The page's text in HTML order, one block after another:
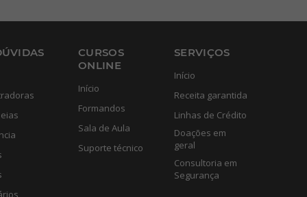
CURSOS
ONLINE
Início
Formandos
Sala de Aula
Suporte técnico
SERVIÇOS
Início
Receita garantida
Linhas de Crédito
Doações em
geral
Consultoria em
Segurança